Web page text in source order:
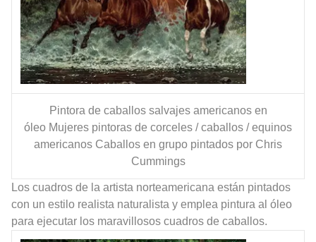
Pintora de caballos salvajes americanos en
óleo Mujeres pintoras de corceles / caballos / equinos
americanos Caballos en grupo pintados por Chris
Cummings
Los cuadros de la artista norteamericana están pintados
con un estilo realista naturalista y emplea pintura al óleo
para ejecutar los maravillosos cuadros de caballos.